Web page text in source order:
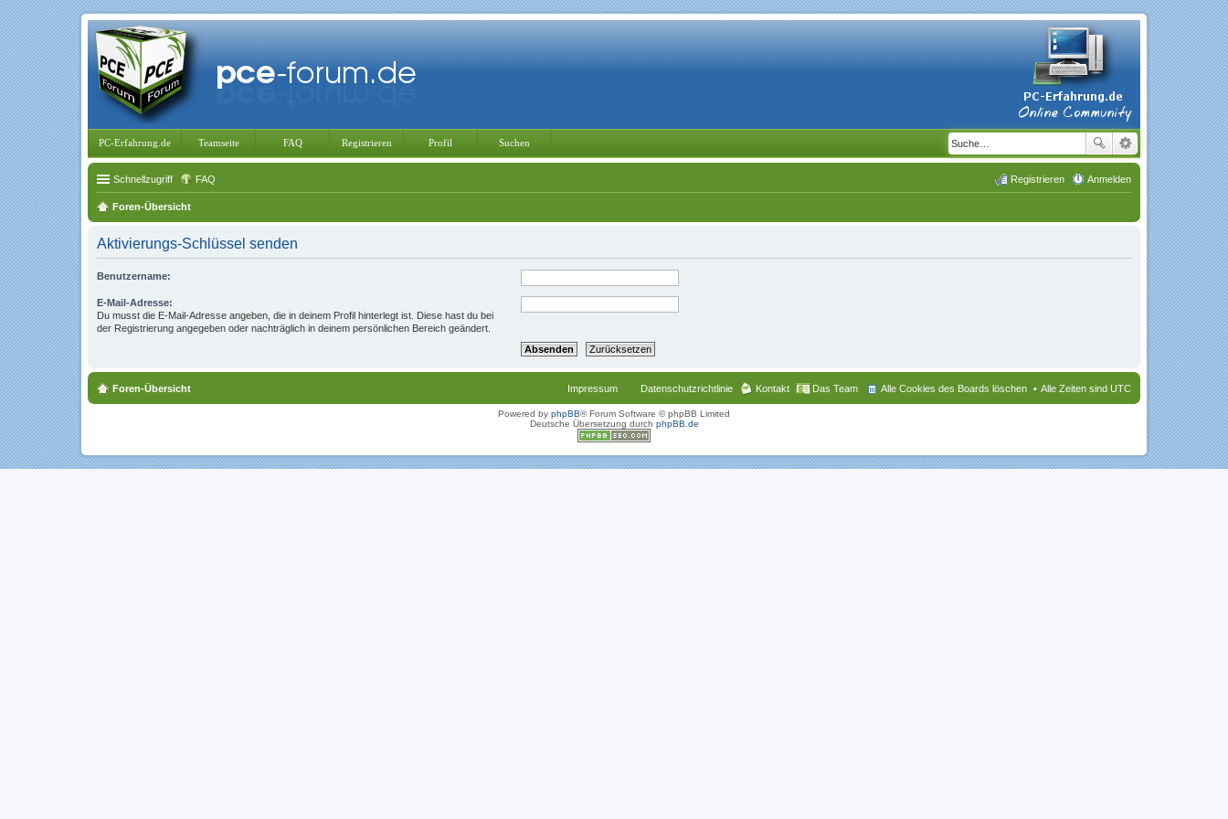
PC-Erfahrung.de Teamseite FAQ Registrieren Profil Suchen
Schnellzugriff FAQ Anmelden
Registrieren
Foren-Übersicht
Aktivierungs-Schlüssel senden
Benutzername:
E-Mail-Adresse:
Du musst die E-Mail-Adresse angeben, die in deinem Profil hinterlegt ist. Diese hast du bei
der Registrierung angegeben oder nachträglich in deinem persönlichen Bereich geändert.
Foren-Übersicht Alle Zeiten sind UTC
Alle Cookies des Boards löschen
Das Team
Kontakt
Datenschutzrichtlinie
Impressum
Powered by phpBB® Forum Software © phpBB Limited
Deutsche Übersetzung durch phpBB.de